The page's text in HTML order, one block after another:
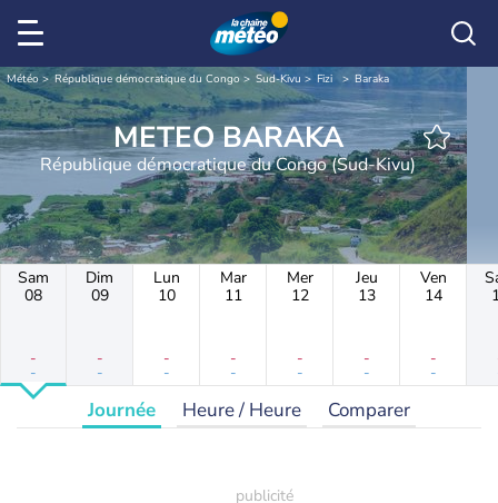
Météo République démocratique du Congo Sud-Kivu Fizi Baraka
METEO BARAKA
République démocratique du Congo (Sud-Kivu)
Sam
08
-
-
Dim
09
-
-
Lun
10
-
-
Mar
11
-
-
Mer
12
-
-
Jeu
13
-
-
Ven
14
-
-
Journée Heure / Heure Comparer